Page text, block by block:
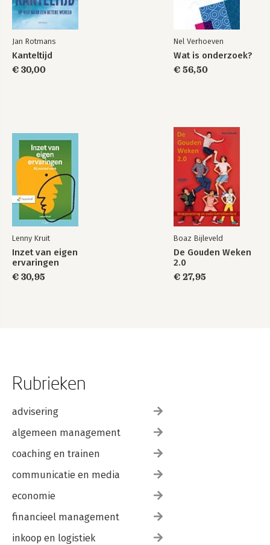
Jan Rotmans
Kanteltijd
€ 30,00
Nel Verhoeven
Wat is onderzoek?
€ 56,50
Lenny Kruit
Inzet van eigen
ervaringen
€ 30,95
Boaz Bijleveld
De Gouden Weken
2.0
€ 27,95
Rubrieken
advisering
algemeen management
coaching en trainen
communicatie en media
economie
financieel management
inkoop en logistiek